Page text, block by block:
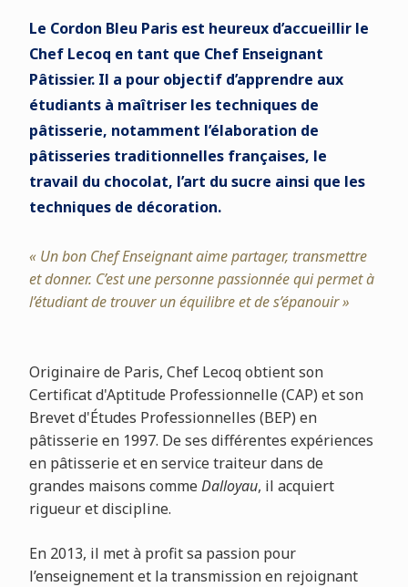
Le Cordon Bleu Paris est heureux d’accueillir le
Chef Lecoq en tant que Chef Enseignant
Pâtissier. Il a pour objectif d’apprendre aux
étudiants à maîtriser les techniques de
pâtisserie, notamment l’élaboration de
pâtisseries traditionnelles françaises, le
travail du chocolat, l’art du sucre ainsi que les
techniques de décoration.
« Un bon Chef Enseignant aime partager, transmettre
et donner. C’est une personne passionnée qui permet à
l’étudiant de trouver un équilibre et de s’épanouir »
Originaire de Paris, Chef Lecoq obtient son
Certificat d'Aptitude Professionnelle (CAP) et son
Brevet d'Études Professionnelles (BEP) en
pâtisserie en 1997. De ses différentes expériences
en pâtisserie et en service traiteur dans de
grandes maisons commeDalloyau, il acquiert
rigueur et discipline.
En 2013, il met à profit sa passion pour
l’enseignement et la transmission en rejoignant